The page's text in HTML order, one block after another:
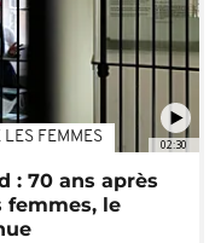
02:30
FEMMES
: 70 ans après
femmes, le